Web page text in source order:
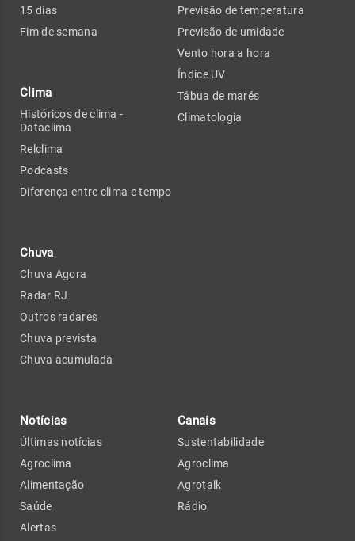
15 dias
Fim de semana
Clima
Históricos de clima -
Dataclima
Relclima
Podcasts
Diferença entre clima e tempo
Chuva
Chuva Agora
Radar RJ
Outros radares
Chuva prevista
Chuva acumulada
Previsão de temperatura
Previsão de umidade
Vento hora a hora
Índice UV
Tábua de marés
Climatologia
Notícias
Últimas notícias
Agroclima
Alimentação
Saúde
Alertas
Canais
Sustentabilidade
Agroclima
Agrotalk
Rádio